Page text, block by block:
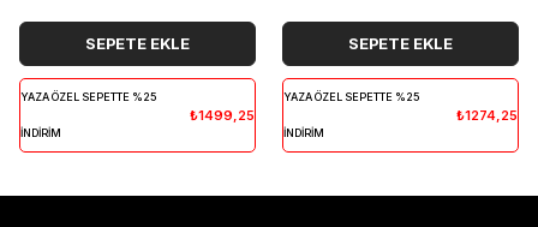
SEPETE EKLE
YAZA ÖZEL SEPETTE %25
İNDİRİM
₺1499,25
SEPETE EKLE
YAZA ÖZEL SEPETTE %25
İNDİRİM
₺1274,25